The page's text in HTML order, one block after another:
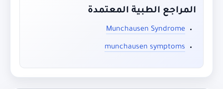
المراجع الطبية المعتمدة
Munchausen Syndrome
munchausen symptoms